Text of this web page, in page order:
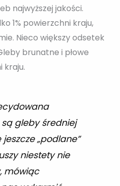
najwyższej jakości.
1% powierzchni kraju,
Nieco większy odsetek
brunatne i płowe
kraju.
są gleby średniej
„podlane”
niestety nie
mówiąc